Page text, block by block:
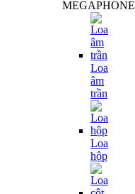
MEGAPHONE
Loa
âm
trần
Loa
hộp